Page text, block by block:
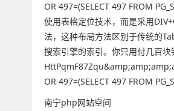
OR 497=(SELECT 497 FROM
使用表格定位技术，而是采用
法，这种布局方法区别于传统的
搜索引擎的索引。你只用付几百
OR 497=(SELECT 497 FROM
南宁php网站空间